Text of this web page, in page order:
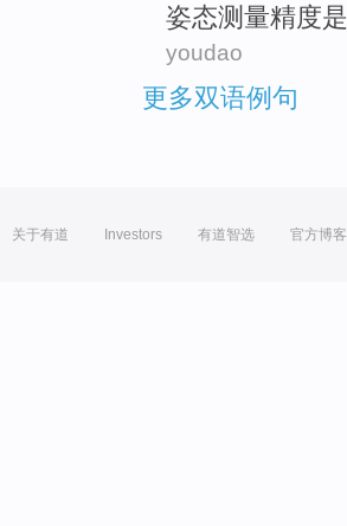
姿态测量精度是
youdao
更多双语例句
关于有道 Investors 有道智选 官方博客